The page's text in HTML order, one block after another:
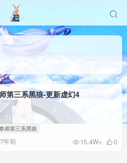
第三系黑狼-更新虚幻4
师第三系黑狼
7年前 15.4W+ 0